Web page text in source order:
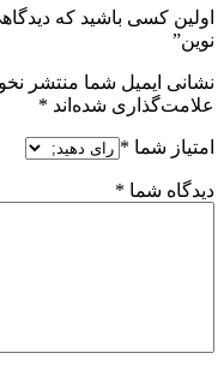
اولین کسی باشید که
نوین”
نشانی ایمیل شما منتشر
علامت‌گذاری شده‌اند *
امتیاز شما *
دیدگاه شما *